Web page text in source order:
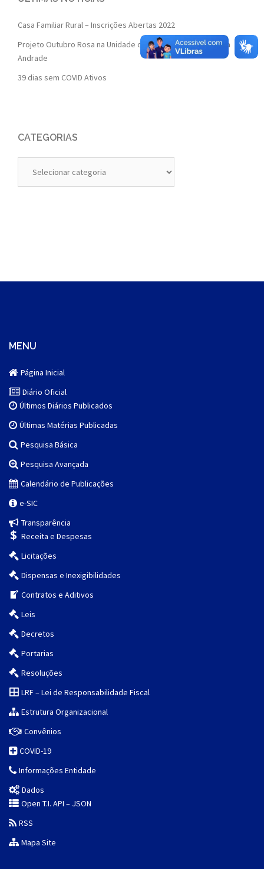
Casa Familiar Rural – Inscrições Abertas 2022
Projeto Outubro Rosa na Unidade de Saúde da Família Isaura
Andrade
39 dias sem COVID Ativos
CATEGORIAS
MENU
Página Inicial
Diário Oficial
Últimos Diários Publicados
Últimas Matérias Publicadas
Pesquisa Básica
Pesquisa Avançada
Calendário de Publicações
e-SIC
Transparência
Receita e Despesas
Licitações
Dispensas e Inexigibilidades
Contratos e Aditivos
Leis
Decretos
Portarias
Resoluções
LRF – Lei de Responsabilidade Fiscal
Estrutura Organizacional
Convênios
COVID-19
Informações Entidade
Dados
Open T.I. API – JSON
RSS
Mapa Site